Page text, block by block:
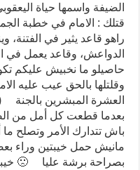
الضيفة واسمها حياة
قتلك : الامام في خطبة
راهو قاعد يثير في الفتنة،
الدواعش، وقاعد يعمل في
حاصيلو ما نخبيش عليكم
وقلتلها بالحق عيب عليه
العشرة المبشرين بالجنة
بعدما قطعت كل أمل من
باش تتدارك الأمر وتصلح
مانيش حمل خيبتين وراء
بصراحة برشة عليا
🙁